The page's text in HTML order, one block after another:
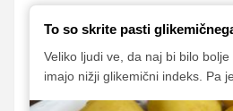
To so skrite pasti
Veliko ljudi ve, da naj bi bilo
imajo nižji glikemični indeks. Pa